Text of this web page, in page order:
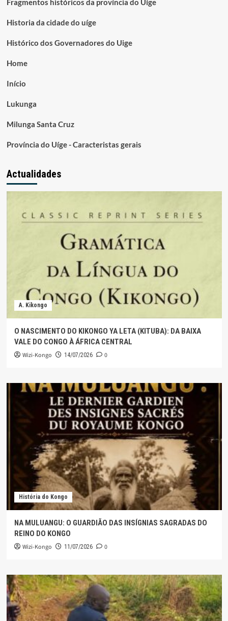
Fragmentos históricos da província do Uíge
Historia da cidade do uíge
Histórico dos Governadores do Uige
Home
Início
Lukunga
Milunga Santa Cruz
Província do Uíge - Caracteristas gerais
Actualidades
A. Kikongo
O NASCIMENTO DO KIKONGO YA LETA (KITUBA): DA BAIXA
VALE DO CONGO À ÁFRICA CENTRAL
Wizi-Kongo 14/07/2026 0
História do Kongo
NA MULUANGU: O GUARDIÃO DAS INSÍGNIAS SAGRADAS DO
REINO DO KONGO
Wizi-Kongo 11/07/2026 0